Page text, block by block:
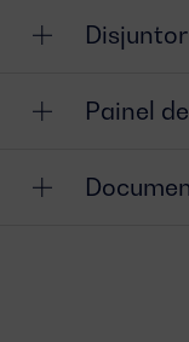
Disjuntor
Painel